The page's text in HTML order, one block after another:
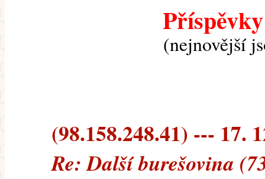
(nejnovější
(98.158.248.41) --- 17.
Re: Další burešovina